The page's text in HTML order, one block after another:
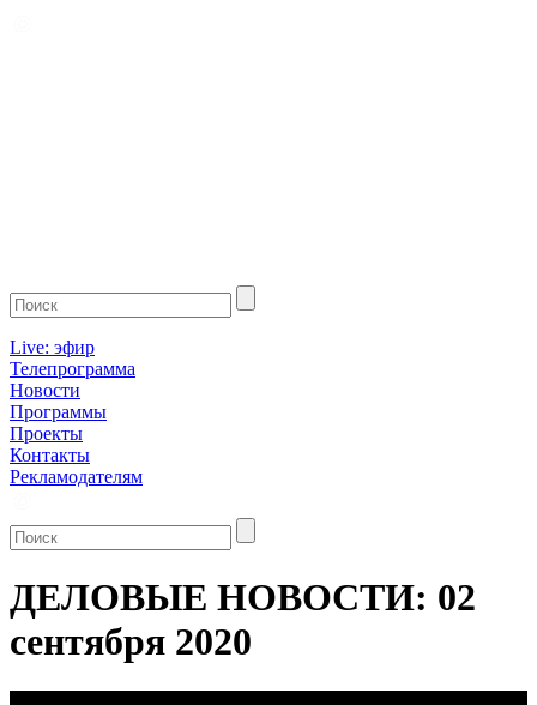
Live: эфир
Телепрограмма
Новости
Программы
Проекты
Контакты
Рекламодателям
ДЕЛОВЫЕ НОВОСТИ: 02
сентября 2020